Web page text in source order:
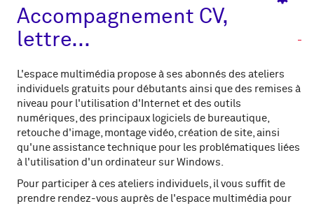
Accompagnement CV,
lettre...
L'espace multimédia propose à ses abonnés des ateliers
individuels gratuits pour débutants ainsi que des remises à
niveau pour l'utilisation d'Internet et des outils
numériques, des principaux logiciels de bureautique,
retouche d'image, montage vidéo, création de site, ainsi
qu'une assistance technique pour les problématiques liées
à l'utilisation d'un ordinateur sur Windows.
Pour participer à ces ateliers individuels, il vous suffit de
prendre rendez-vous auprès de l'espace multimédia pour